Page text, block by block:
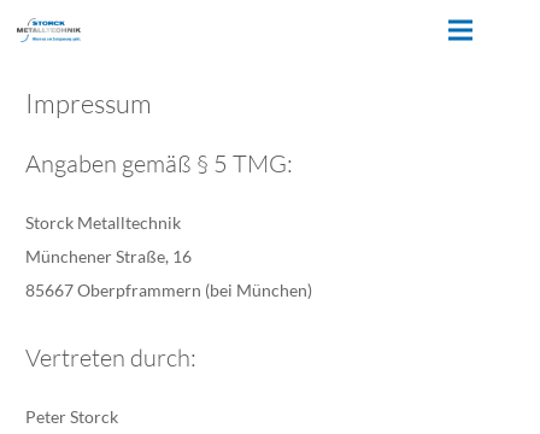
Impressum
Angaben gemäß § 5 TMG:
Storck Metalltechnik
Münchener Straße, 16
85667 Oberpframmern (bei München)
Vertreten durch:
Peter Storck